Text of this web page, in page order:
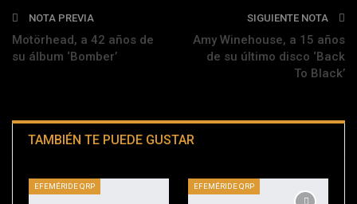
NOTA PREVIA
Motörhead, a 42 años de
su álbum ‘Bomber’
SIGUIENTE NOTA
Amy Winehouse, a 15 años
de su último disco ‘Back
To Black’
TAMBIÉN TE PUEDE GUSTAR
EFEMÉRIDE QRP EFEMÉRIDE QRP